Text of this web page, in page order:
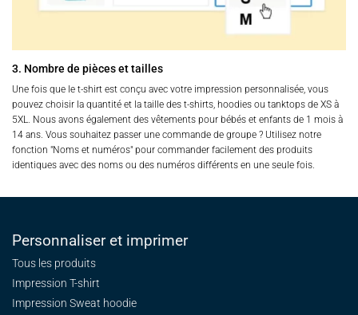
3. Nombre de pièces et tailles
Une fois que le t-shirt est conçu avec votre impression personnalisée, vous
pouvez choisir la quantité et la taille des t-shirts, hoodies ou tanktops de XS à
5XL. Nous avons également des vêtements pour bébés et enfants de 1 mois à
14 ans. Vous souhaitez passer une commande de groupe ? Utilisez notre
fonction "Noms et numéros" pour commander facilement des produits
identiques avec des noms ou des numéros différents en une seule fois.
Personnaliser et imprimer
Tous les produits
Impression T-shirt
Impression Sweat hoodie